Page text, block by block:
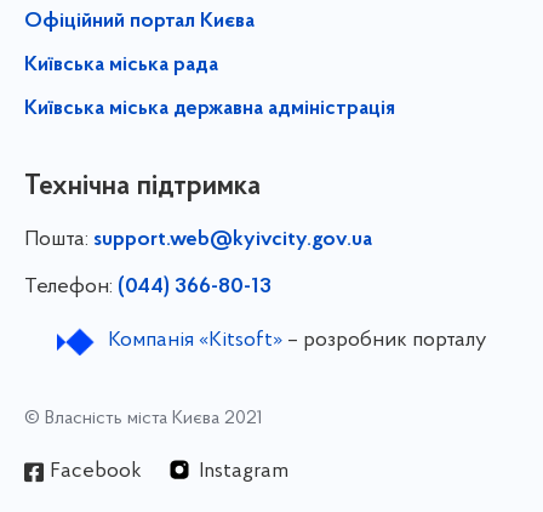
Офіційний портал Києва
Київська міська рада
Київська міська державна адміністрація
Технічна підтримка
Пошта: support.web@kyivcity.gov.ua
Телефон: (044) 366-80-13
Компанія «Kitsoft»– розробник порталу
© Власність міста Києва 2021
Facebook Instagram